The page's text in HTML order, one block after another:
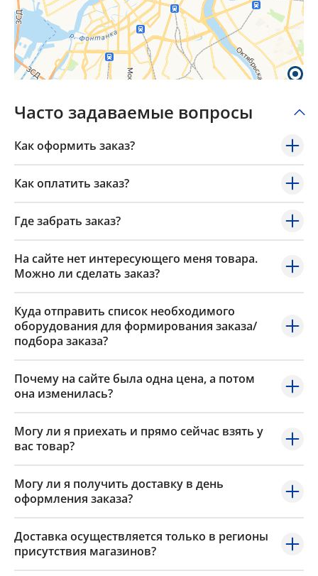
Часто задаваемые вопросы
Как оформить заказ?
Как оплатить заказ?
Где забрать заказ?
На сайте нет интересующего меня товара.
Можно ли сделать заказ?
Куда отправить список необходимого
оборудования для формирования заказа/
подбора заказа?
Почему на сайте была одна цена, а потом
она изменилась?
Могу ли я приехать и прямо сейчас взять у
вас товар?
Могу ли я получить доставку в день
оформления заказа?
Доставка осуществляется только в регионы
присутствия магазинов?